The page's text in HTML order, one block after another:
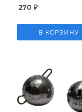
270 ₽
В КОРЗИНУ